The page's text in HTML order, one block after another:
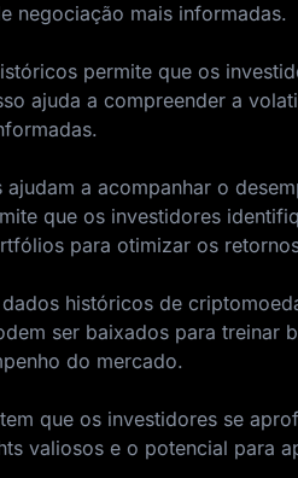
negociação mais informadas.
permite que os
ajuda a compreender a
a acompanhar o
que os investidores
para otimizar os
históricos de
ser baixados para treinar
do mercado.
que os investidores se
valiosos e o potencial para